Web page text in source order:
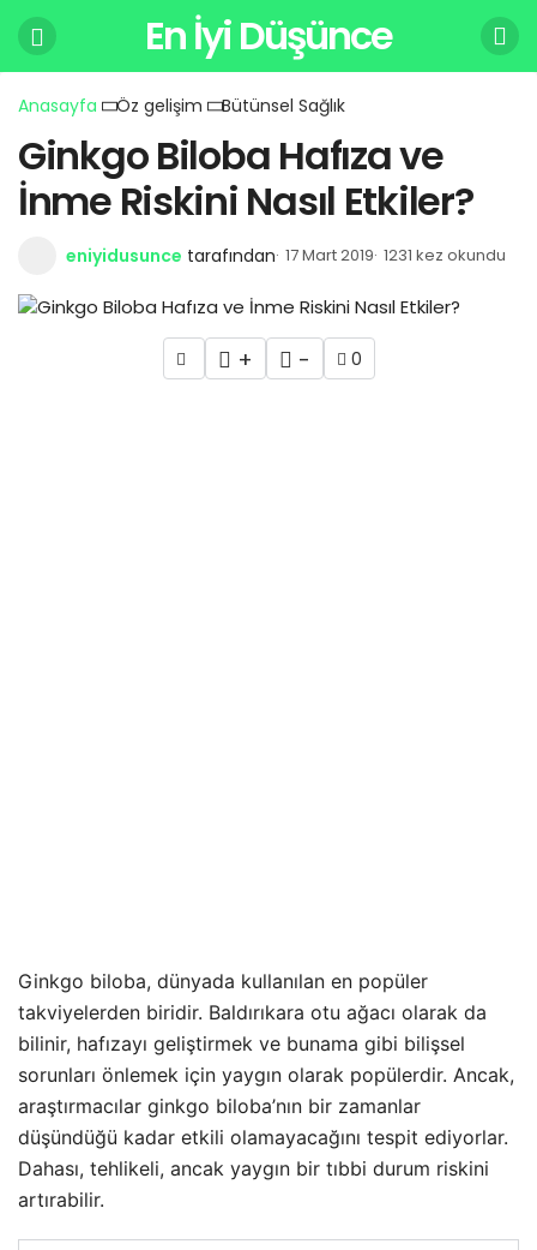
En İyi Düşünce
Anasayfa Öz gelişim Bütünsel Sağlık
Ginkgo Biloba Hafıza ve
İnme Riskini Nasıl Etkiler?
eniyidusunce tarafından 17 Mart 2019 1231 kez okundu
+ - 0
Ginkgo biloba, dünyada kullanılan en popüler
takviyelerden biridir. Baldırıkara otu ağacı olarak da
bilinir, hafızayı geliştirmek ve bunama gibi bilişsel
sorunları önlemek için yaygın olarak popülerdir. Ancak,
araştırmacılar ginkgo biloba’nın bir zamanlar
düşündüğü kadar etkili olamayacağını tespit ediyorlar.
Dahası, tehlikeli, ancak yaygın bir tıbbi durum riskini
artırabilir.